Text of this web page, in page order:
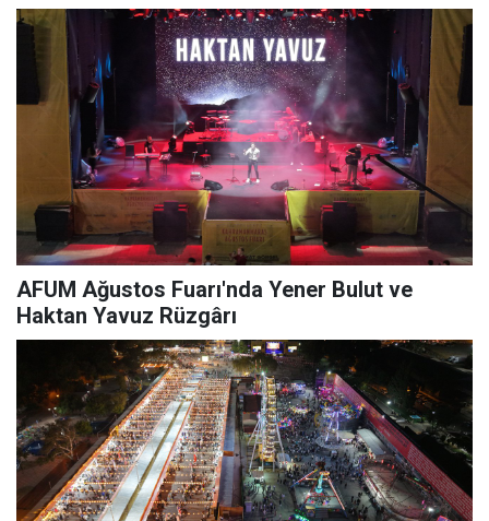
AFUM Ağustos Fuarı'nda Yener Bulut ve
Haktan Yavuz Rüzgârı